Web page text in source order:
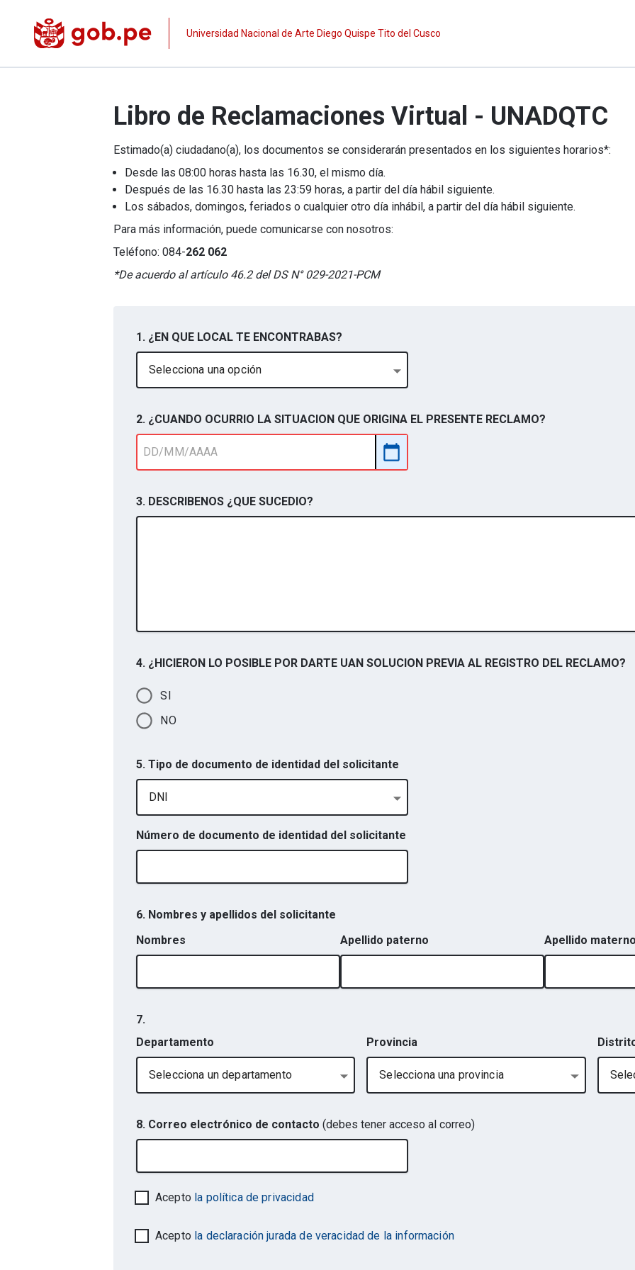
Universidad Nacional de Arte Diego Quispe Tito del Cusco
Libro de Reclamaciones Virtual - UNADQTC
Estimado(a) ciudadano(a), los documentos se considerarán presentados en los siguientes horarios*:
Desde las 08:00 horas hasta las 16.30, el mismo día.
Después de las 16.30 hasta las 23:59 horas, a partir del día hábil siguiente.
Los sábados, domingos, feriados o cualquier otro día inhábil, a partir del día hábil siguiente.
Para más información, puede comunicarse con nosotros:
Teléfono: 084-262 062
*De acuerdo al artículo 46.2 del DS N° 029-2021-PCM
1. ¿EN QUE LOCAL TE ENCONTRABAS?
Selecciona una opción
2. ¿CUANDO OCURRIO LA SITUACION QUE ORIGINA EL PRESENTE RECLAMO?
3. DESCRIBENOS ¿QUE SUCEDIO?
4. ¿HICIERON LO POSIBLE POR DARTE UAN SOLUCION PREVIA AL REGISTRO DEL RECLAMO?
SI
NO
5. Tipo de documento de identidad del solicitante
DNI
Número de documento de identidad del solicitante
6. Nombres y apellidos del solicitante
Nombres
Apellido paterno Apellido materno
7.
Departamento
Selecciona un departamento
Provincia
Selecciona una provincia
8. Correo electrónico de contacto (debes tener acceso al correo)
Acepto la política de privacidad
Acepto la declaración jurada de veracidad de la información